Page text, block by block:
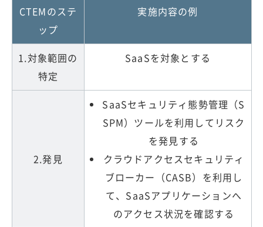
CTEMのステ
ップ
実施内容の例
1.対象範囲の
特定
SaaSを対象とする
2.発見
SaaSセキュリティ態勢管理（S
SPM）ツールを利用してリスク
を発見する
クラウドアクセスセキュリティ
ブローカー（CASB）を利用し
て、SaaSアプリケーションへ
のアクセス状況を確認する